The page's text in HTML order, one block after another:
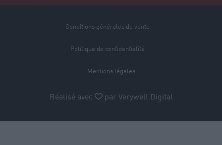
Réalisé avec par Verywell Digital
Conditions générales de vente
Politique de confidentialité
Mentions légales